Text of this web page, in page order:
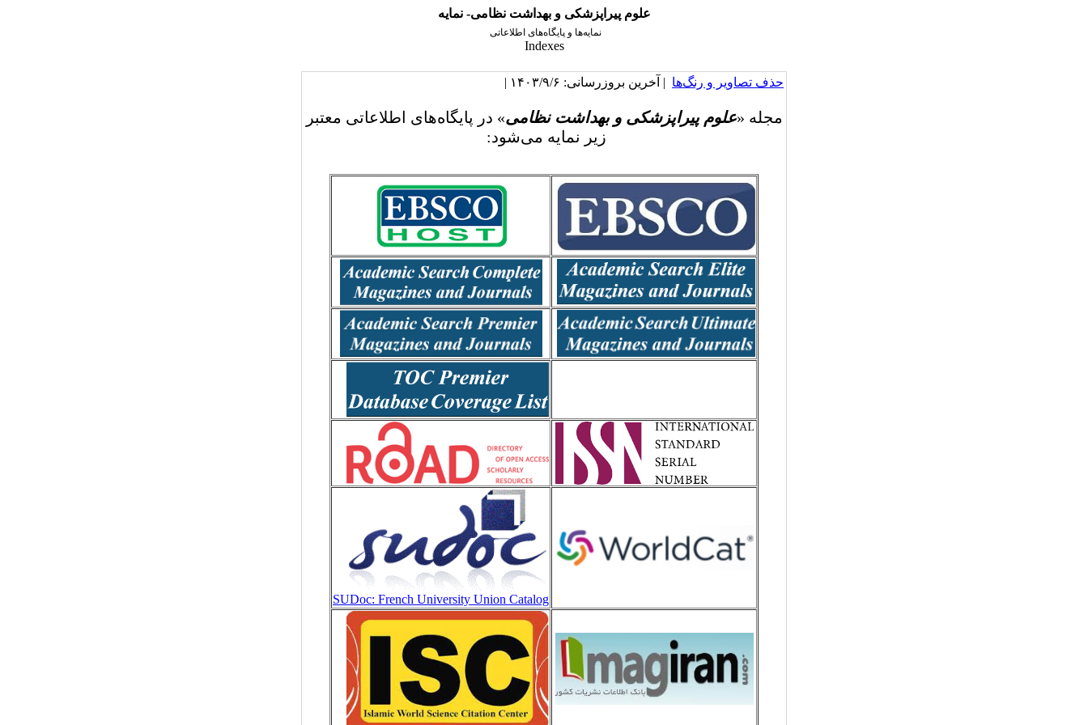
علوم پیراپزشکی و بهداشت نظامی- نمایه
نمایه‌ها و پایگاه‌های اطلاعاتی
Indexes
حذف تصاویر و رنگ‌ها | آخرین بروزرسانی: ۱۴۰۳/۹/۶ |
مجله «علوم پیراپزشکی و بهداشت نظامی» در پایگاه‌های اطلاعاتی معتبر
زیر نمایه می‌شود:
SUDoc: French University Union Catalog